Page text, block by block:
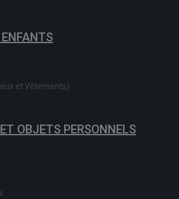
et Vêtements)
OBJETS PERSONNELS